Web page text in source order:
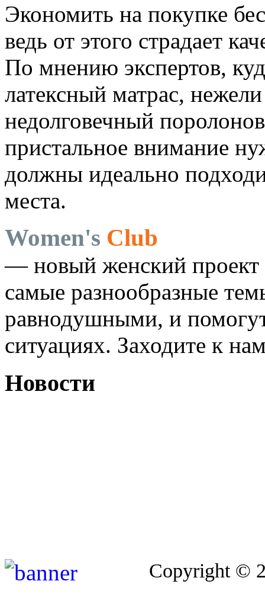
Экономить на покупке
ведь от этого страдает
По мнению экспертов,
латексный матрас,
недолговечный
пристальное внимание
должны идеально
места.
Women's Club
— новый женский проект
самые разнообразные
равнодушными, и
ситуациях. Заходите к
Новости
Copyright ©